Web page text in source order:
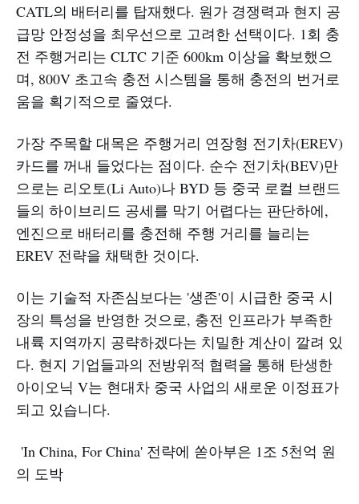
CATL의 배터리를 탑재했다. 원가 경쟁력과 현지 공
급망 안정성을 최우선으로 고려한 선택이다. 1회 충
전 주행거리는 CLTC 기준 600km 이상을 확보했으
며, 800V 초고속 충전 시스템을 통해 충전의 번거로
움을 획기적으로 줄였다.
가장 주목할 대목은 주행거리 연장형 전기차(EREV)
카드를 꺼내 들었다는 점이다. 순수 전기차(BEV)만
으로는 리오토(Li Auto)나 BYD 등 중국 로컬 브랜드
들의 하이브리드 공세를 막기 어렵다는 판단하에,
엔진으로 배터리를 충전해 주행 거리를 늘리는
EREV 전략을 채택한 것이다.
이는 기술적 자존심보다는 '생존'이 시급한 중국 시
장의 특성을 반영한 것으로, 충전 인프라가 부족한
내륙 지역까지 공략하겠다는 치밀한 계산이 깔려 있
다. 현지 기업들과의 전방위적 협력을 통해 탄생한
아이오닉 V는 현대차 중국 사업의 새로운 이정표가
되고 있습니다.
'In China, For China' 전략에 쏟아부은 1조 5천억 원
의 도박